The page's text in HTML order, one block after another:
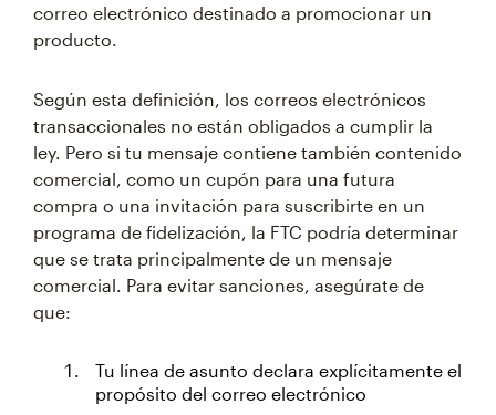
correo electrónico destinado a promocionar un
producto.
Según esta definición, los correos electrónicos
transaccionales no están obligados a cumplir la
ley. Pero si tu mensaje contiene también contenido
comercial, como un cupón para una futura
compra o una invitación para suscribirte en un
programa de fidelización, la FTC podría determinar
que se trata principalmente de un mensaje
comercial. Para evitar sanciones, asegúrate de
que:
Tu línea de asunto declara explícitamente el
propósito del correo electrónico